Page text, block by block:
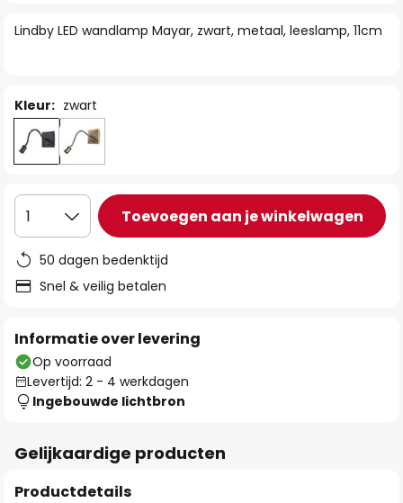
de
Lindby LED wandlamp Mayar, zwart, metaal, leeslamp, 11cm
Kleur: zwart
1 Toevoegen aan je winkelwagen
50 dagen bedenktijd
Snel & veilig betalen
Informatie over levering
Op voorraad
Levertijd: 2 - 4 werkdagen
Ingebouwde lichtbron
Gelijkaardige producten
Productdetails